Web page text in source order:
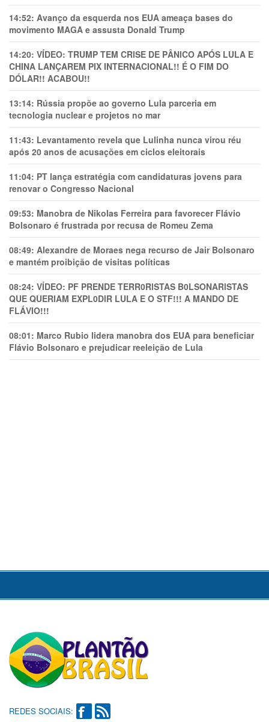
14:52: Avanço da esquerda nos EUA ameaça bases do
movimento MAGA e assusta Donald Trump
14:20: VÍDEO: TRUMP TEM CRlSE DE PÂNlCO APÓS LULA E
CHINA LANÇAREM PIX INTERNACIONAL!! É O FIM DO
DÓLAR!! ACABOU!!
13:14: Rússia propõe ao governo Lula parceria em
tecnologia nuclear e projetos no mar
11:43: Levantamento revela que Lulinha nunca virou réu
após 20 anos de acusações em ciclos eleitorais
11:04: PT lança estratégia com candidaturas jovens para
renovar o Congresso Nacional
09:53: Manobra de Nikolas Ferreira para favorecer Flávio
Bolsonaro é frustrada por recusa de Romeu Zema
08:49: Alexandre de Moraes nega recurso de Jair Bolsonaro
e mantém proibição de visitas políticas
08:24: VÍDEO: PF PRENDE TERR0RlSTAS B0LSONARlSTAS
QUE QUERIAM EXPL0DlR LULA E O STF!!! A MANDO DE
FLÁVIO!!!
08:01: Marco Rubio lidera manobra dos EUA para beneficiar
Flávio Bolsonaro e prejudicar reeleição de Lula
REDES SOCIAIS: